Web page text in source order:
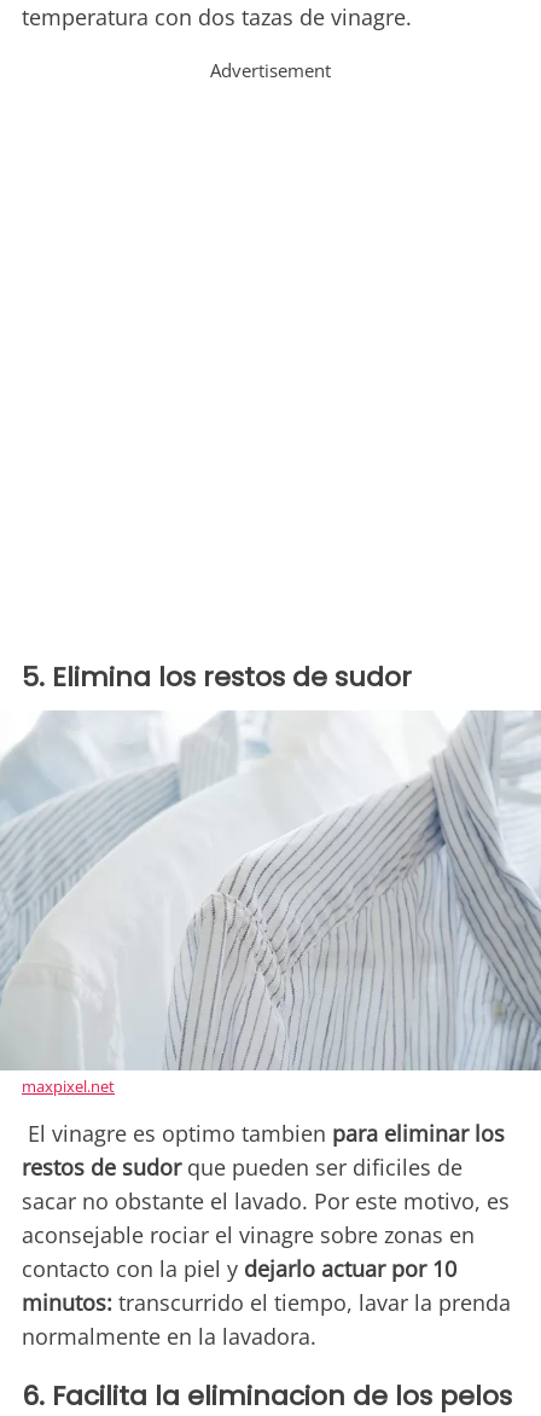
temperatura con dos tazas de vinagre.
Advertisement
5. Elimina los restos de sudor
maxpixel.net
El vinagre es optimo tambien para eliminar los
restos de sudor que pueden ser dificiles de
sacar no obstante el lavado. Por este motivo, es
aconsejable rociar el vinagre sobre zonas en
contacto con la piel y dejarlo actuar por 10
minutos: transcurrido el tiempo, lavar la prenda
normalmente en la lavadora.
6. Facilita la eliminacion de los pelos